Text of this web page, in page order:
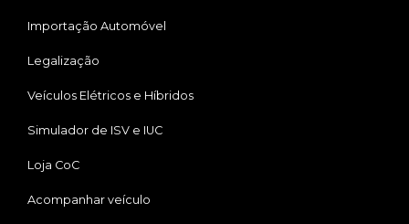
Importação Automóvel
Legalização
Veículos Elétricos e Híbridos
Simulador de ISV e IUC
Loja CoC
Acompanhar veículo